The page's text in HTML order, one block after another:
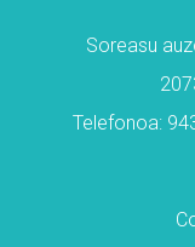
Soreasu
Telefonoa: